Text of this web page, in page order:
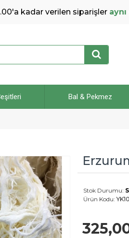
kadar verilen siparişler
Bal & Pekmez
Stok Durumu:
Ürün Kodu: